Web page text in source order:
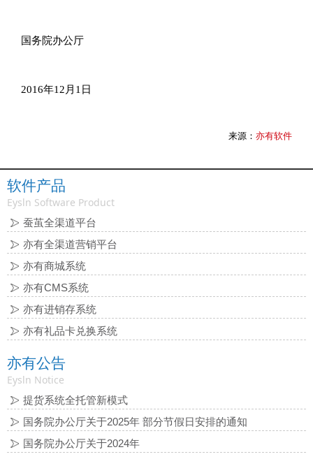
国务院办公厅
2016年12月1日
来源： 亦有软件
软件产品
Eysln Software Product
蚕茧全渠道平台
亦有全渠道营销平台
亦有商城系统
亦有CMS系统
亦有进销存系统
亦有礼品卡兑换系统
亦有公告
Eysln Notice
提货系统全托管新模式
国务院办公厅关于2025年 部分节假日安排的通知
国务院办公厅关于2024年